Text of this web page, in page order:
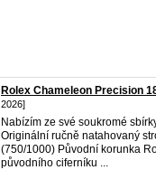
Rolex Chameleon Precision
2026]
Nabízím ze své soukromé
Originální ručně natahovaný
(750/1000) Původní korunka
původního ciferníku ...